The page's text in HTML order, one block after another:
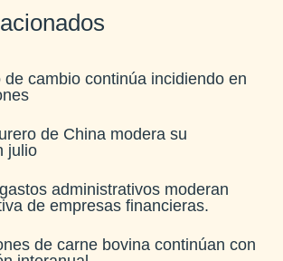
de cambio continúa incidiendo en
de China modera su
julio​
administrativos moderan
de empresas financieras​.
de carne bovina continúan con